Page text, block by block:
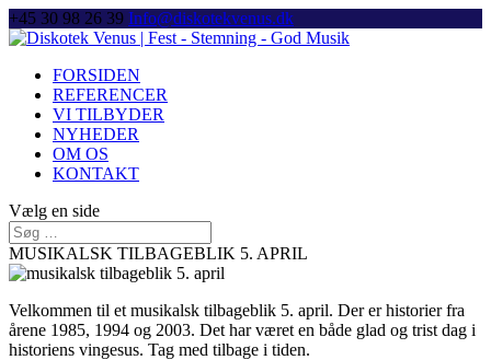
+45 30 98 26 39 Info@diskotekvenus.dk
FORSIDEN
REFERENCER
VI TILBYDER
NYHEDER
OM OS
KONTAKT
Vælg en side
MUSIKALSK TILBAGEBLIK 5. APRIL
Velkommen til et musikalsk tilbageblik 5. april. Der er historier fra
årene 1985, 1994 og 2003. Det har været en både glad og trist dag i
historiens vingesus. Tag med tilbage i tiden.